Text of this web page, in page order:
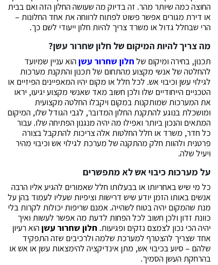
החוצה כמה שיותר מהר. זה בדיוק מה שעושה החלון הזה ואם בבית
או דירת מגורים אפשר פשוט לפתוח לרווחה את אחד החלונות –
הרי שבחלל גדול או משרד צריך להיות חלון ייעודי לשם כך.
מה צריך להיות המיקום של חלון שחרור עשן?
תכנון, בחירה ומיקום של חלון שחרור עשןהוא עניין שמיועד
להחלטה של אנשי מקצוע מהתחום של תכנון והתקנת מערכות
לגילוי עשן וכיבוי אש. לכל חלל או מקום יהיו המאפיינים הפיזיים או
הטכניים הייחודיים שלו ולכן חשוב מאד שאנשי מקצוע יגיעו, יראו
את המערכות שמותקנות במקום ויקבלו החלטה מקצועית
ומושכלת בנוגע להתקנת החלון המדובר, לגבי הגודל שלו, המיקום
המתאים והנכון ביותר ואפילו מה יהיה מנגנון הפתיחה שלו. עבור
כל חדר, משרד או חלל החלטות אלה צריכות להתקבל בצורה
פרטנית ולהוות חלק מהתקנה של מערכת לגילוי אש וכיבוי מהיר
ויעיל שלה.
על מערכות כיבוי אש לא מתפשרים
כל מי שיש באחריותו או בבעלותו חלל שאמורים להגיע אליו הרבה
אנשים באותו הזמן יודע שיש דרישות וציפיות שעליו לעמוד בהן על
מנת שהמקום יהיה בטוח לשהייה. אמנם שריפות יכולות לקרות בלי
כוונת זדון ולכן חשוב לכל הפחות לדעת מה אפשר לעשות ואיך
יהיה הכי נכון לצמצם נזקים ופגיעות. חלון שחרור עשןהוא רעיון
אחד שצריך להצטרף למערכת שלמה ולרכיבים שזה התפקיד
שלהם – סיוע בכיבוי אש, מתן אינדיקציה להימצאות עשן או אש או
בהרחקת העשן הסמיך.